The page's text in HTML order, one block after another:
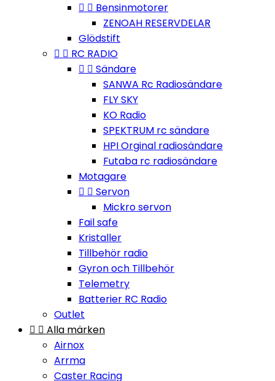
  Bensinmotorer
ZENOAH RESERVDELAR
Glödstift
  RC RADIO
  Sändare
SANWA Rc Radiosändare
FLY SKY
KO Radio
SPEKTRUM rc sändare
HPI Orginal radiosändare
Futaba rc radiosändare
Motagare
  Servon
Mickro servon
Fail safe
Kristaller
Tillbehör radio
Gyron och Tillbehör
Telemetry
Batterier RC Radio
Outlet
  Alla märken
Airnox
Arrma
Caster Racing